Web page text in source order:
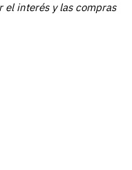
el interés y las compras